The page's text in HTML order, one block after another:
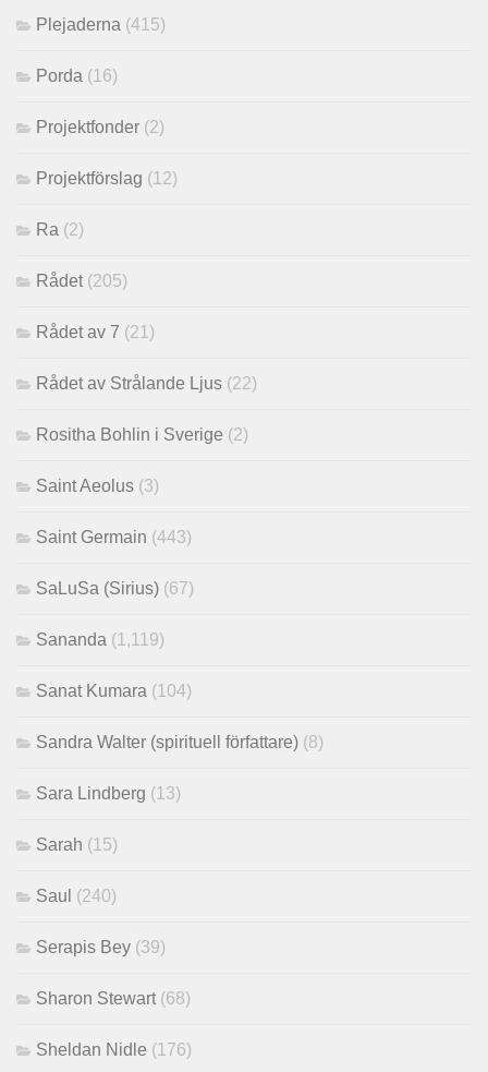
Plejaderna (415)
Porda (16)
Projektfonder (2)
Projektförslag (12)
Ra (2)
Rådet (205)
Rådet av 7 (21)
Rådet av Strålande Ljus (22)
Rositha Bohlin i Sverige (2)
Saint Aeolus (3)
Saint Germain (443)
SaLuSa (Sirius) (67)
Sananda (1,119)
Sanat Kumara (104)
Sandra Walter (spirituell författare) (8)
Sara Lindberg (13)
Sarah (15)
Saul (240)
Serapis Bey (39)
Sharon Stewart (68)
Sheldan Nidle (176)